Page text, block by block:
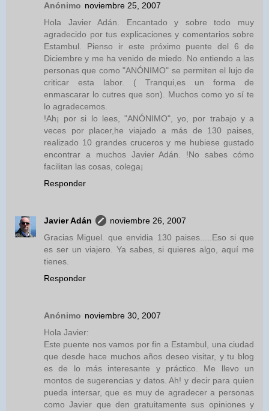
Anónimo noviembre 25, 2007
Hola Javier Adán. Encantado y sobre todo muy
agradecido por tus explicaciones y comentarios sobre
Estambul. Pienso ir este próximo puente del 6 de
Diciembre y me ha venido de miedo. No entiendo a las
personas que como "ANÓNIMO" se permiten el lujo de
criticar esta labor. ( Tranqui,es un forma de
enmascarar lo cutres que son). Muchos como yo sí te
lo agradecemos.
!Ah¡ por si lo lees, "ANÓNIMO", yo, por trabajo y a
veces por placer,he viajado a más de 130 paises,
realizado 10 grandes cruceros y me hubiese gustado
encontrar a muchos Javier Adán. !No sabes cómo
facilitan las cosas, colega¡
Responder
Javier Adán
noviembre 26, 2007
Gracias Miguel. que envidia 130 paises.....Eso si que
es ser un viajero. Ya sabes, si quieres algo, aquí me
tienes.
Responder
Anónimo noviembre 30, 2007
Hola Javier:
Este puente nos vamos por fin a Estambul, una ciudad
que desde hace muchos años deseo visitar, y tu blog
es de lo más interesante y práctico. Me llevo un
montos de sugerencias y datos. Ah! y decir para quien
pueda intersar, que es muy de agradecer a personas
como Javier que den gratuitamente sus opiniones y